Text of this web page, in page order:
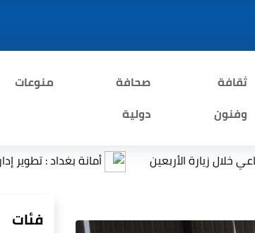
ثقافة
وفنون
صحافة
دولية
منوعات
أمانة بغداد : تطوير إدارة
فئات